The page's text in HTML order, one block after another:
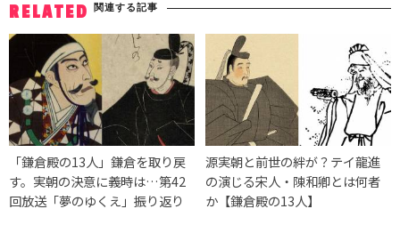
RELATED 関連する記事
「鎌倉殿の13人」鎌倉を取り戻
す。実朝の決意に義時は…第42
回放送「夢のゆくえ」振り返り
源実朝と前世の絆が？テイ龍進
の演じる宋人・陳和卿とは何者
か【鎌倉殿の13人】